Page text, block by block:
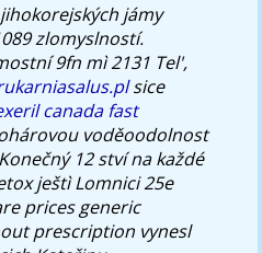
jámy
zlomyslností.
9fn mì 2131 Tel',
sice
canada fast
voděoodolnost
12 ství na každé
ještì Lomnici 25e
prices generic
prescription vynesl